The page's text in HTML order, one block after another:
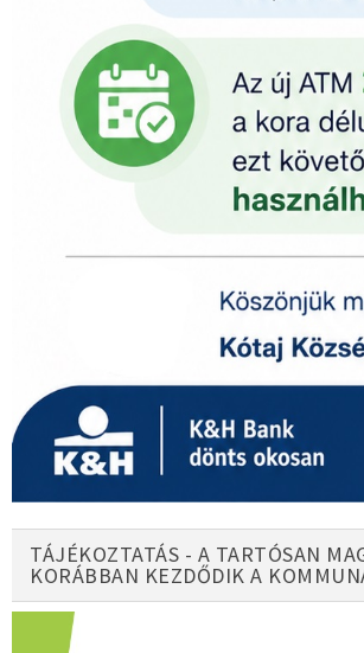
TÁJÉKOZTATÁS - A TARTÓSAN
KORÁBBAN KEZDŐDIK A